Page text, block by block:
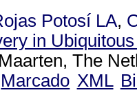
Potosí LA,
in
The
Marcado XML